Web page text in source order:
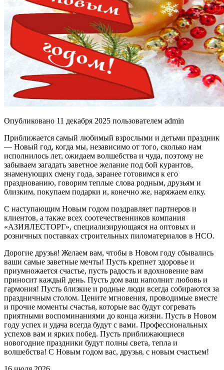
Опубликовано 11 декабря 2025 пользователем admin
Приближается самый любимый взрослыми и детьми праздник
— Новый год, когда мы, независимо от того, сколько нам
исполнилось лет, ожидаем волшебства и чуда, поэтому не
забываем загадать заветное желание под бой курантов,
знаменующих смену года, заранее готовимся к его
празднованию, говорим теплые слова родным, друзьям и
близким, покупаем подарки и, конечно же, наряжаем елку.
С наступающим Новым годом поздравляет партнеров и
клиентов, а также всех соотечественников компания
«АЗИЯЛЕСТОРГ», специализирующаяся на оптовых и
розничных поставках строительных пиломатериалов в НСО.
Дорогие друзья! Желаем вам, чтобы в Новом году сбывались
ваши самые заветные мечты! Пусть крепнет здоровье и
приумножается счастье, пусть радость и вдохновение вам
приносит каждый день. Пусть дом ваш наполнит любовь и
гармония! Пусть близкие и родные люди всегда собираются за
праздничным столом. Цените мгновения, проводимые вместе
и прочие моменты счастья, которые вас будут согревать
приятными воспоминаниями до конца жизни. Пусть в Новом
году успех и удача всегда будут с вами. Профессиональных
успехов вам и ярких побед. Пусть приближающиеся
новогодние праздники будут полны света, тепла и
волшебства! С Новым годом вас, друзья, с новым счастьем!